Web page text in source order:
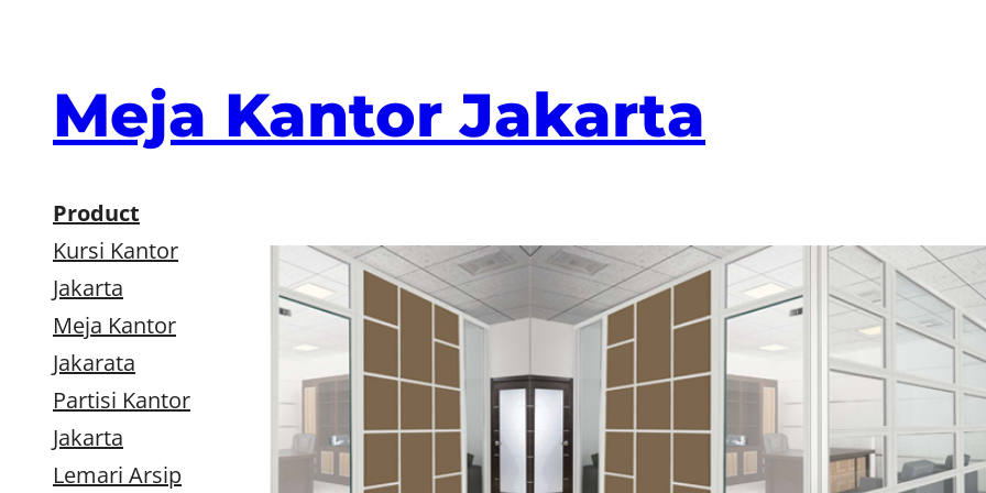
Meja Kantor Jakarta
Product
Kursi Kantor
Jakarta
Meja Kantor
Jakarata
Partisi Kantor
Jakarta
Lemari Arsip